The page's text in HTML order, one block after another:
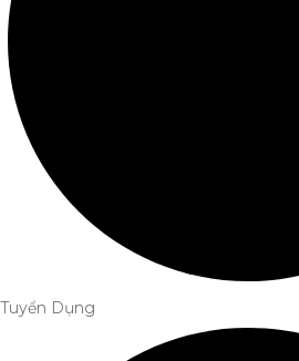
Tuyển Dụng